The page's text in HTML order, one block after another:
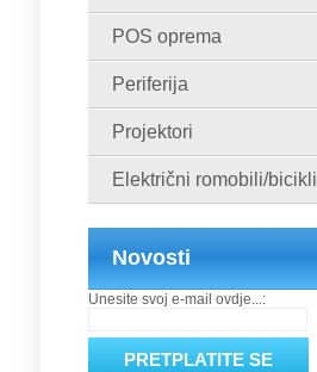
POS oprema
Periferija
Projektori
Električni romobili/bicikli
Novosti
Unesite svoj e-mail ovdje...: